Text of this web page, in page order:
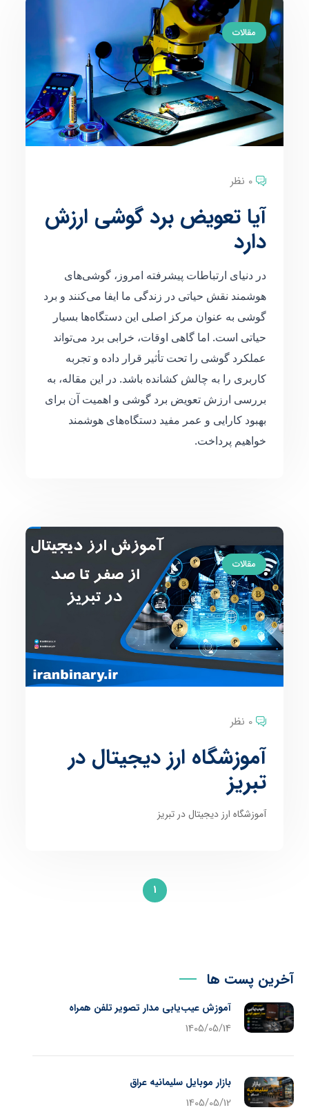
مقالات
0 نظر
آیا تعویض برد گوشی ارزش
دارد
در دنیای ارتباطات پیشرفته امروز، گوشی‌های
هوشمند نقش حیاتی در زندگی ما ایفا می‌کنند و برد
گوشی به عنوان مرکز اصلی این دستگاه‌ها بسیار
حیاتی است. اما گاهی اوقات، خرابی برد می‌تواند
عملکرد گوشی را تحت تأثیر قرار داده و تجربه
کاربری را به چالش کشانده باشد. در این مقاله، به
بررسی ارزش تعویض برد گوشی و اهمیت آن برای
بهبود کارایی و عمر مفید دستگاه‌های هوشمند
خواهیم پرداخت.
مقالات
0 نظر
آموزشگاه ارز دیجیتال در
تبریز
آموزشگاه ارز دیجیتال در تبریز
1
آخرین پست ها
آموزش عیب‌یابی مدار تصویر تلفن همراه
1405/05/14
بازار موبایل سلیمانیه عراق
1405/05/12